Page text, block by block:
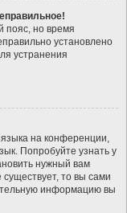
пояс, но время
установлено
устранения
на конференции,
Попробуйте узнать у
нужный вам
существует, то вы сами
информацию вы